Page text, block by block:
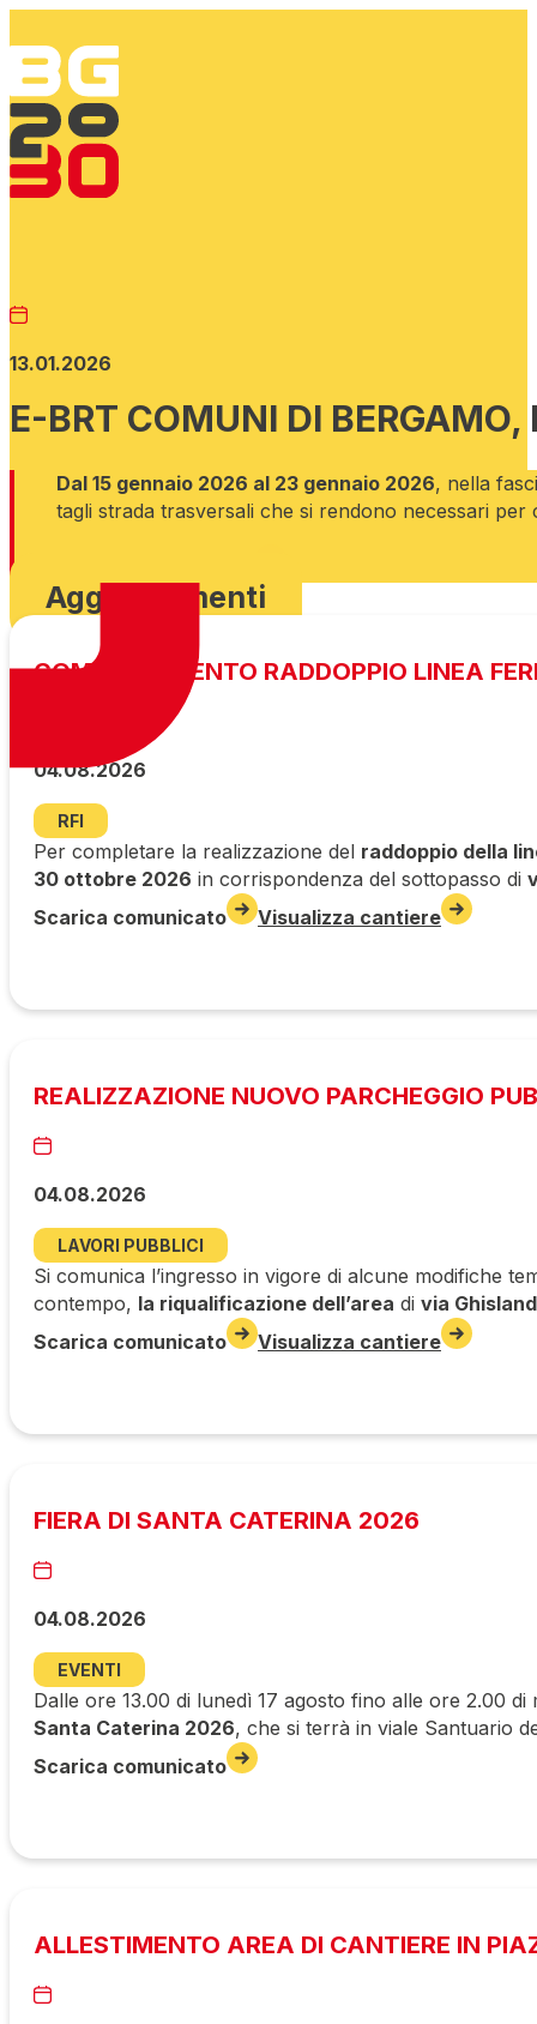
13.01.2026
E-BRT COMUNI DI BERGAMO,
Dal 15 gennaio 2026 al 23 gennaio 2026, nella
tagli strada trasversali che si rendono necessari
Aggiornamenti
COMPLETAMENTO RADDOPPIO LINEA
04.08.2026
RFI
Per completare la realizzazione del raddoppio della
30 ottobre 2026 in corrispondenza del sottopasso di
Scarica comunicato
Visualizza cantiere
REALIZZAZIONE NUOVO PARCHEGGIO
04.08.2026
LAVORI PUBBLICI
Si comunica l’ingresso in vigore di alcune modifiche
contempo, la riqualificazione dell’area di via
Scarica comunicato
Visualizza cantiere
FIERA DI SANTA CATERINA 2026
04.08.2026
EVENTI
Dalle ore 13.00 di lunedì 17 agosto fino alle ore 2.00
Santa Caterina 2026, che si terrà in viale Santuario
Scarica comunicato
ALLESTIMENTO AREA DI CANTIERE IN